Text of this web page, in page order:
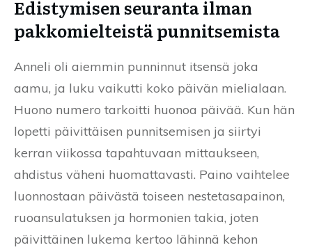
Edistymisen seuranta ilman
pakkomielteistä punnitsemista
Anneli oli aiemmin punninnut itsensä joka
aamu, ja luku vaikutti koko päivän mielialaan.
Huono numero tarkoitti huonoa päivää. Kun hän
lopetti päivittäisen punnitsemisen ja siirtyi
kerran viikossa tapahtuvaan mittaukseen,
ahdistus väheni huomattavasti. Paino vaihtelee
luonnostaan päivästä toiseen nestetasapainon,
ruoansulatuksen ja hormonien takia, joten
päivittäinen lukema kertoo lähinnä kehon